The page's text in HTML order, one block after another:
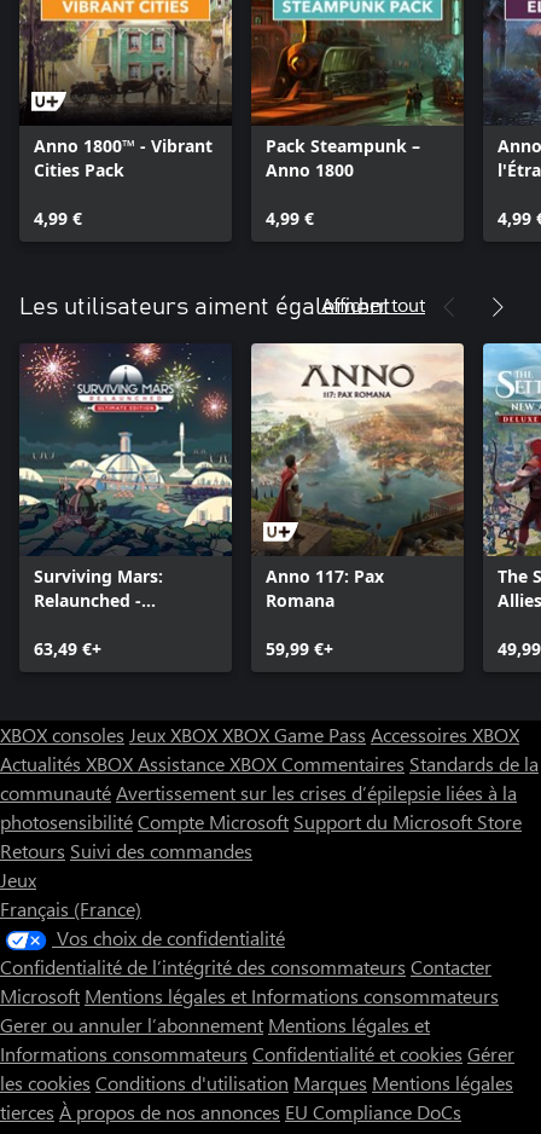
Anno 1800™ - Vibrant
Cities Pack
4,99 €
Pack Steampunk –
Anno 1800
4,99 € 4,99
Les utilisateurs aiment également
Afficher tout
Surviving Mars:
Relaunched -
63,49 €+
Anno 117: Pax
Romana
59,99 €+
The
XBOX consoles Jeux XBOXXBOX Game Pass Accessoires XBOX
Actualités XBOXAssistance XBOXCommentaires Standards de la
communautéAvertissement sur les crises d’épilepsie liées à la
photosensibilitéCompte Microsoft Support du Microsoft Store
Retours Suivi des commandes
Jeux
Français (France)
Vos choix de confidentialité
Confidentialité de l’intégrité des consommateurs Contacter
Microsoft Mentions légales et Informations consommateurs
Gerer ou annuler l’abonnement Mentions légales et
Informations consommateurs Confidentialité et cookies Gérer
les cookies Conditions d'utilisation Marques Mentions légales
tierces À propos de nos annonces EU Compliance DoCs